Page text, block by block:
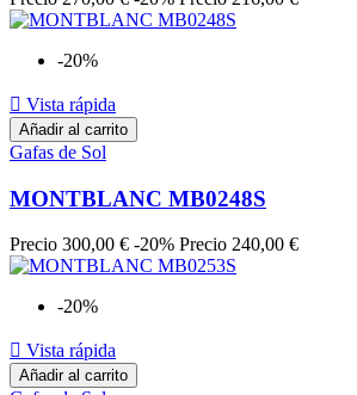
-20%
 Vista rápida
Añadir al carrito
Gafas de Sol
MONTBLANC MB0248S
Precio 300,00 € -20% Precio 240,00 €
-20%
 Vista rápida
Añadir al carrito